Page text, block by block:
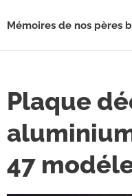
Mémoires de nos pères
Plaque
47